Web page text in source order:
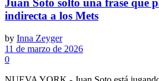
indirecta a los Mets
by Inna Zeyger
11 de marzo de 2026
0